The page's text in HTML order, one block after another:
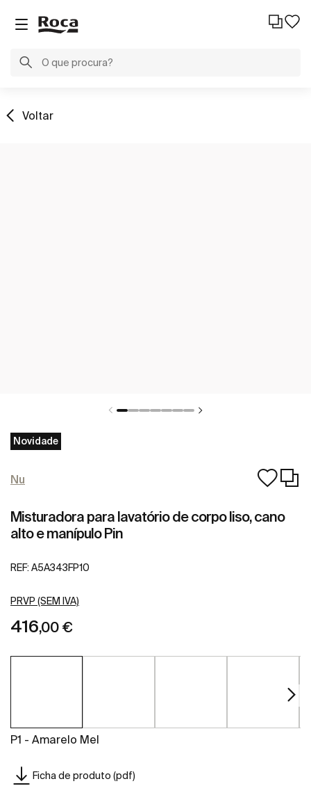
Voltar
Novidade
Nu
Misturadora para lavatório de corpo liso, cano
alto e manípulo Pin
REF: A5A343FP10
PRVP (SEM IVA)
416,00 €
P1 - Amarelo Mel
Ficha de produto (pdf)